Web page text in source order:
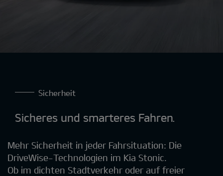
Sicherheit
Sicheres und smarteres Fahren.
Mehr Sicherheit in jeder Fahrsituation: Die
DriveWise-Technologien im Kia Stonic.
Ob im dichten Stadtverkehr oder auf freier